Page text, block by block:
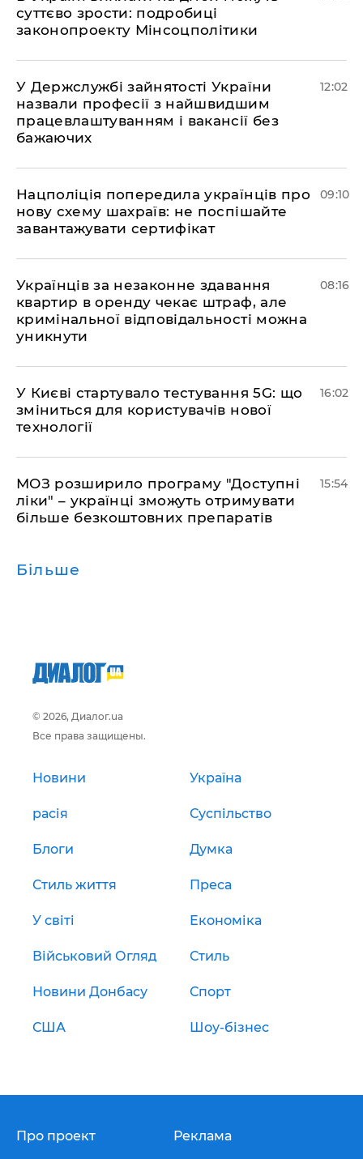
суттєво зрости: подробиці
законопроекту Мінсоцполітики
У Держслужбі зайнятості України
назвали професії з найшвидшим
працевлаштуванням і вакансії без
бажаючих
12:02
Нацполіція попередила українців про
нову схему шахраїв: не поспішайте
завантажувати сертифікат
09:10
Українців за незаконне здавання
квартир в оренду чекає штраф, але
кримінальної відповідальності можна
уникнути
08:16
У Києві стартувало тестування 5G: що
зміниться для користувачів нової
технології
16:02
МОЗ розширило програму "Доступні
ліки" – українці зможуть отримувати
більше безкоштовних препаратів
15:54
Більше
© 2026, Диалог.ua
Все права защищены.
Новини Україна
расія Суспільство
Блоги Думка
Стиль життя Преса
У світі Економіка
Військовий Огляд Стиль
Новини Донбасу Спорт
США Шоу-бізнес
Про проект Реклама